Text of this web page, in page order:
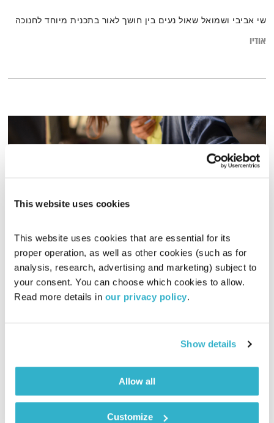
This website uses cookies
This website uses cookies that are essential for its
proper operation, as well as other cookies (such as for
analysis, research, advertising and marketing) subject to
your consent. You can choose which cookies to allow.
Read more details in our privacy policy.
Show details
Allow all
Customize
שי אביבי ושמואל שאול נעים בין חושך לאור בתכנית מיוחד לחנוכה
אודיו
שותפים לטוב – תכנית הבכורה
תכניות וקטעים נבחרים
שדרנים מתחלפים
תכנית לקידום ההתנדבות בקהילה בהגשת הילה לוי, אסי זגדון